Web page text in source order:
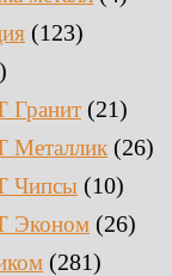
(123)
Гранит (21)
Металлик (26)
Чипсы (10)
Эконом (26)
(281)